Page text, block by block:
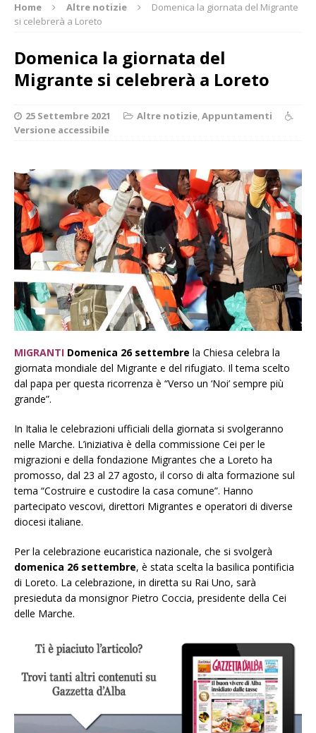
Home Altre notizie
Domenica la giornata del Migrante
si celebrerà a Loreto
Domenica la giornata del
Migrante si celebrerà a Loreto
25 Settembre 2021 Altre notizie,Appuntamenti
Versione accessibile
MIGRANTI Domenica 26 settembre la Chiesa celebra la
giornata mondiale del Migrante e del rifugiato. Il tema scelto
dal papa per questa ricorrenza è “Verso un ‘Noi’ sempre più
grande”.
In Italia le celebrazioni ufficiali della giornata si svolgeranno
nelle Marche. L’iniziativa è della commissione Cei per le
migrazioni e della fondazione Migrantes che a Loreto ha
promosso, dal 23 al 27 agosto, il corso di alta formazione sul
tema “Costruire e custodire la casa comune”. Hanno
partecipato vescovi, direttori Migrantes e operatori di diverse
diocesi italiane.
Per la celebrazione eucaristica nazionale, che si svolgerà
domenica 26 settembre, è stata scelta la basilica pontificia
di Loreto. La celebrazione, in diretta su Rai Uno, sarà
presieduta da monsignor Pietro Coccia, presidente della Cei
delle Marche.